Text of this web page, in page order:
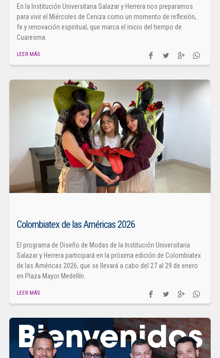
En la Institución Universitaria Salazar y Herrera nos preparamos
para vivir el Miércoles de Ceniza como un momento de reflexión,
fe y renovación espiritual, que marca el inicio del tiempo de
Cuaresma.
LEER MÁS
Colombiatex de las Américas 2026
El programa de Diseño de Modas de la Institución Universitaria
Salazar y Herrera participará en la próxima edición de Colombiatex
de las Américas 2026, que se llevará a cabo del 27 al 29 de enero
en Plaza Mayor Medellín.
LEER MÁS